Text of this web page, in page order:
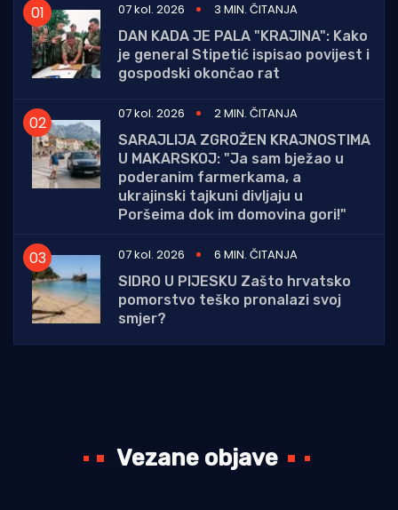
07 kol. 2026
3 MIN. ČITANJA
DAN KADA JE PALA "KRAJINA": Kako
je general Stipetić ispisao povijest i
gospodski okončao rat
07 kol. 2026
2 MIN. ČITANJA
SARAJLIJA ZGROŽEN KRAJNOSTIMA
U MAKARSKOJ: "Ja sam bježao u
poderanim farmerkama, a
ukrajinski tajkuni divljaju u
Poršeima dok im domovina gori!"
07 kol. 2026
6 MIN. ČITANJA
SIDRO U PIJESKU Zašto hrvatsko
pomorstvo teško pronalazi svoj
smjer?
Vezane objave